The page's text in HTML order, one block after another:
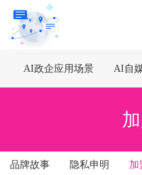
AI政企应用场景 AI自
品牌故事 隐私申明 加